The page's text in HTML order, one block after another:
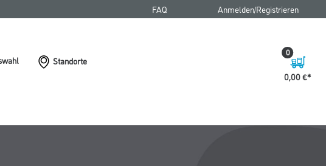
FAQ Anmelden/Registrieren
Standorte
0,00 €
0